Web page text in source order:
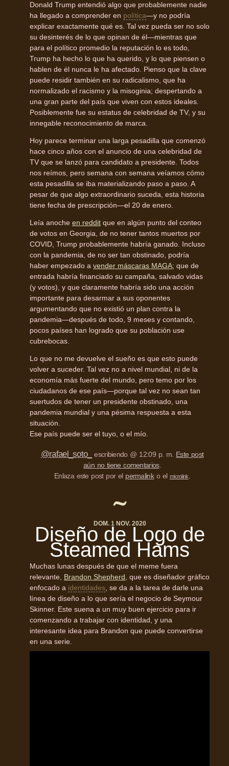
Donald Trump entendió algo que probablemente nadie
ha llegado a comprender en política—y no podría
explicar exactamente qué es. Tal vez pueda ser no solo
su desinterés de lo que opinan de él—mientras que
para el político promedio la reputación lo es todo,
Trump ha hecho lo que ha querido, y lo que piensen o
hablen de él nunca le ha afectado. Pienso que la clave
puede residir también en su radicalismo, que ha
normalizado el racismo y la misoginia; despertando a
una gran parte del país que viven con estos ideales.
Posiblemente fue su estatus de celebridad de TV, y su
innegable reconocimiento de marca.
Hoy parece terminar una larga pesadilla que comenzó
hace cinco años con el anuncio de una celebridad de
TV que se lanzó para candidato a presidente. Todos
nos reímos, pero semana con semana veíamos cómo
esta pesadilla se iba materializando paso a paso. A
pesar de que algo extraordinario suceda, esta historia
tiene fecha de prescripción—el 20 de enero.
Leía anoche en reddit que en algún punto del conteo
de votos en Georgia, de no tener tantos muertos por
COVID, Trump probablemente habría ganado. Incluso
con la pandemia, de no ser tan obstinado, podría
haber empezado a vender máscaras MAGA; que de
entrada habría financiado su campaña, salvado vidas
(y votos), y que claramente habría sido una acción
importante para desarmar a sus oponentes
argumentando que no existió un plan contra la
pandemia—después de todo, 9 meses y contando,
pocos países han logrado que su población use
cubrebocas.
Lo que no me devuelve el sueño es que esto puede
volver a suceder. Tal vez no a nivel mundial, ni de la
economía más fuerte del mundo, pero temo por los
ciudadanos de ese país—porque tal vez no sean tan
suertudos de tener un presidente obstinado, una
pandemia mundial y una pésima respuesta a esta
situación.
Ese país puede ser el tuyo, o el mío.
@rafael_soto_ escribiendo @ 12:09 p. m. Este post
aún no tiene comentarios.
Enlaza este post por el permalinko el microlink
DOM. 1 NOV. 2020
Diseño de Logo de
Steamed Hams
Muchas lunas después de que el meme fuera
relevante, Brandon Shepherd , que es diseñador gráfico
enfocado a identidades , se da a la tarea de darle una
línea de diseño a lo que sería el negocio de Seymour
Skinner. Este suena a un muy buen ejercicio para ir
comenzando a trabajar con identidad, y una
interesante idea para Brandon que puede convertirse
en una serie.